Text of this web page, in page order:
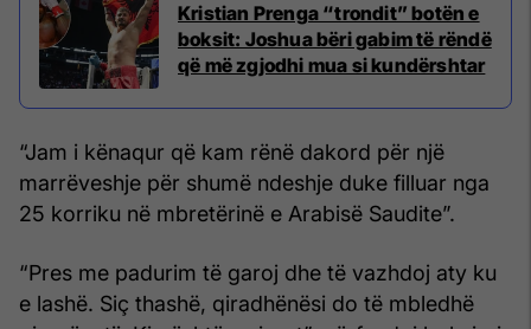
Kristian Prenga “trondit” botën e
boksit: Joshua bëri gabim të rëndë
që më zgjodhi mua si kundërshtar
“Jam i kënaqur që kam rënë dakord për një
marrëveshje për shumë ndeshje duke filluar nga
25 korriku në mbretërinë e Arabisë Saudite”.
“Pres me padurim të garoj dhe të vazhdoj aty ku
e lashë. Siç thashë, qiradhënësi do të mbledhë